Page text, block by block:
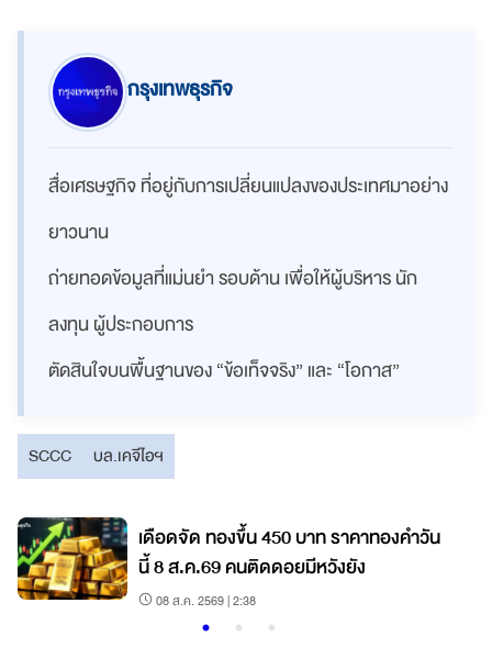
กรุงเทพธุรกิจ
สื่อเศรษฐกิจ ที่อยู่กับการเปลี่ยนแปลงของประเทศมาอย่าง
ยาวนาน
ถ่ายทอดข้อมูลที่แม่นยำ รอบด้าน เพื่อให้ผู้บริหาร นัก
ลงทุน ผู้ประกอบการ
ตัดสินใจบนพื้นฐานของ “ข้อเท็จจริง” และ “โอกาส”
SCCC บล.เคจีไอฯ
เดือดจัด ทองขึ้น 450 บาท ราคาทองคำวัน
นี้ 8 ส.ค.69 คนติดดอยมีหวังยัง
08 ส.ค. 2569 | 2:38